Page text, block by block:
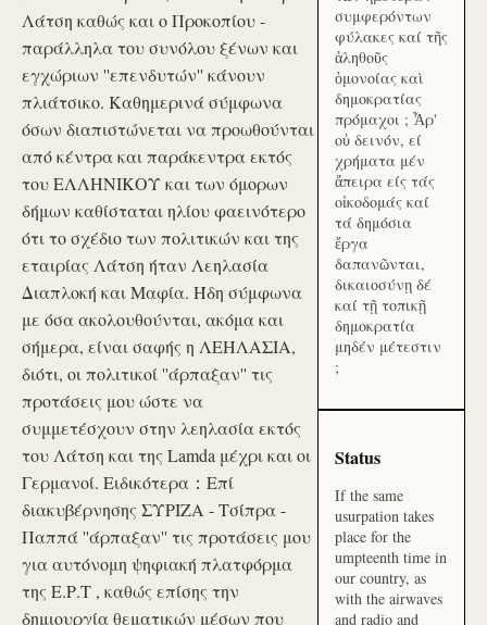
Λάτση καθώς και ο Προκοπίου -
παράλληλα του συνόλου ξένων και
εγχώριων ''επενδυτών'' κάνουν
πλιάτσικο. Καθημερινά σύμφωνα
όσων διαπιστώνεται να προωθούνται
από κέντρα και παράκεντρα εκτός
του ΕΛΛΗΝΙΚΟΥ και των όμορων
δήμων καθίσταται ηλίου φαεινότερο
ότι το σχέδιο των πολιτικών και της
εταιρίας Λάτση ήταν Λεηλασία
Διαπλοκή και Μαφία. Ήδη σύμφωνα
με όσα ακολουθούνται, ακόμα και
σήμερα, είναι σαφής η ΛΕΗΛΑΣΙΑ,
διότι, οι πολιτικοί ''άρπαξαν'' τις
προτάσεις μου ώστε να
συμμετέσχουν στην λεηλασία εκτός
του Λάτση και της Lamda μέχρι και οι
Γερμανοί. Ειδικότερα：Επί
διακυβέρνησης ΣΥΡΙΖΑ - Τσίπρα -
Παππά ''άρπαξαν'' τις προτάσεις μου
για αυτόνομη ψηφιακή πλατφόρμα
της Ε.Ρ.Τ , καθώς επίσης την
δημιουργία θεματικών μέσων που
συμφερόντων
φύλακες καί τῆς
ἀληθοῦς
ὁμονοίας καὶ
δημοκρατίας
πρόμαχοι ; Ἆρ'
οὐ δεινόν, εί
χρήματα μέν
ἄπειρα είς τάς
οἰκοδομάς καί
τά δημόσια
ἔργα
δαπανῶνται,
δικαιοσύνῃ δέ
καί τῇ τοπικῇ
δημοκρατία
μηδέν μέτεστιν
;
Status
If the same
usurpation takes
place for the
umpteenth time in
our country, as
with the airwaves
and radio and